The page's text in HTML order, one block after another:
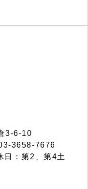
3-6-10
3658-7676
：第2、第4土